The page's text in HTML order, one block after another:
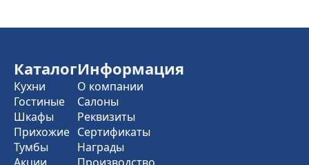
Каталог
Кухни
Гостиные
Шкафы
Прихожие
Тумбы
Информация
О компании
Салоны
Реквизиты
Сертификаты
Награды